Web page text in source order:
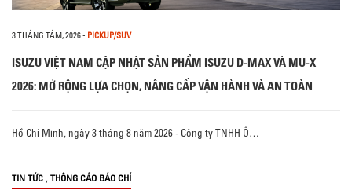
3 THÁNG TÁM, 2026- PICKUP/SUV
ISUZU VIỆT NAM CẬP NHẬT SẢN PHẨM ISUZU D-MAX VÀ MU-X
2026: MỞ RỘNG LỰA CHỌN, NÂNG CẤP VẬN HÀNH VÀ AN TOÀN
Hồ Chí Minh, ngày 3 tháng 8 năm 2026 - Công ty TNHH Ô…
TIN TỨC , THÔNG CÁO BÁO CHÍ